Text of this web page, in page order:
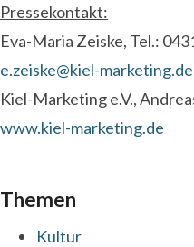
Pressekontakt:
Eva-Maria Zeiske, Tel.:
e.zeiske@kiel-marketing.de
Kiel-Marketing e.V.,
www.kiel-marketing.de
Themen
Kultur